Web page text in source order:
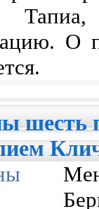
О
шесть